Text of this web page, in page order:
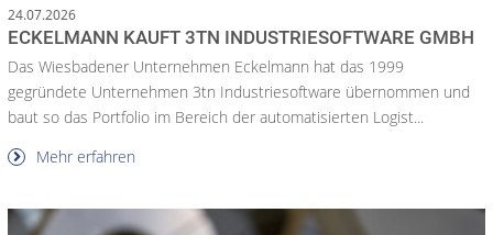
24.07.2026
ECKELMANN KAUFT 3TN INDUSTRIESOFTWARE GMBH
Das Wiesbadener Unternehmen Eckelmann hat das 1999
gegründete Unternehmen 3tn Industriesoftware übernommen und
baut so das Portfolio im Bereich der automatisierten Logist...
Mehr erfahren